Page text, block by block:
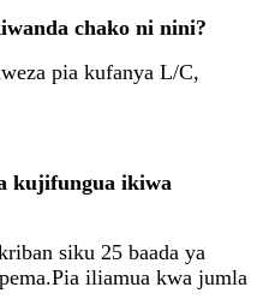
chako ni nini?
pia kufanya L/C,
kujifungua ikiwa
siku 25 baada ya
iliamua kwa jumla